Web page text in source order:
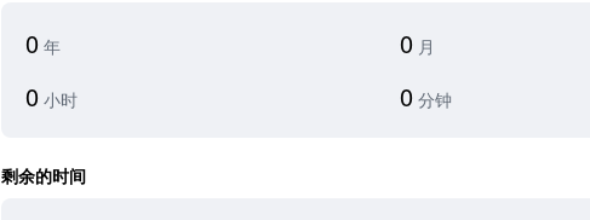
0 年 0 月
0 小时 0 分钟
剩余的时间